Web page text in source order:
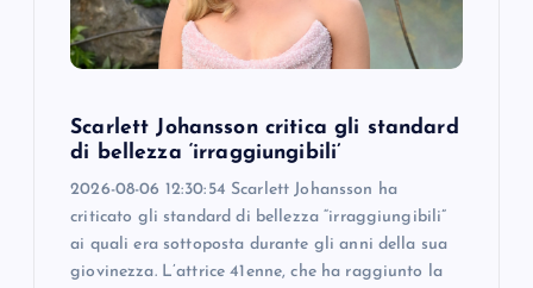
Scarlett Johansson critica gli standard
di bellezza ‘irraggiungibili’
2026-08-06 12:30:54 Scarlett Johansson ha
criticato gli standard di bellezza “irraggiungibili”
ai quali era sottoposta durante gli anni della sua
giovinezza. L’attrice 41enne, che ha raggiunto la